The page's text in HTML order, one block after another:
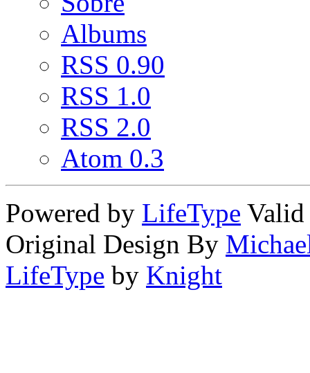
Albums
RSS 0.90
RSS 1.0
RSS 2.0
Atom 0.3
Powered by LifeType
Original Design By
LifeType by Knight